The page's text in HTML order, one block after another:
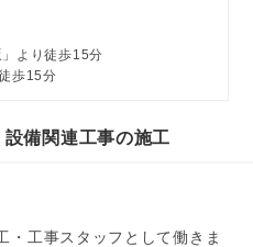
より徒歩15分
歩15分
備関連工事の施工
・工事スタッフとして働きま